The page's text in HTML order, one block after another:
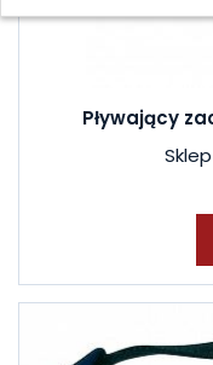
Pływający